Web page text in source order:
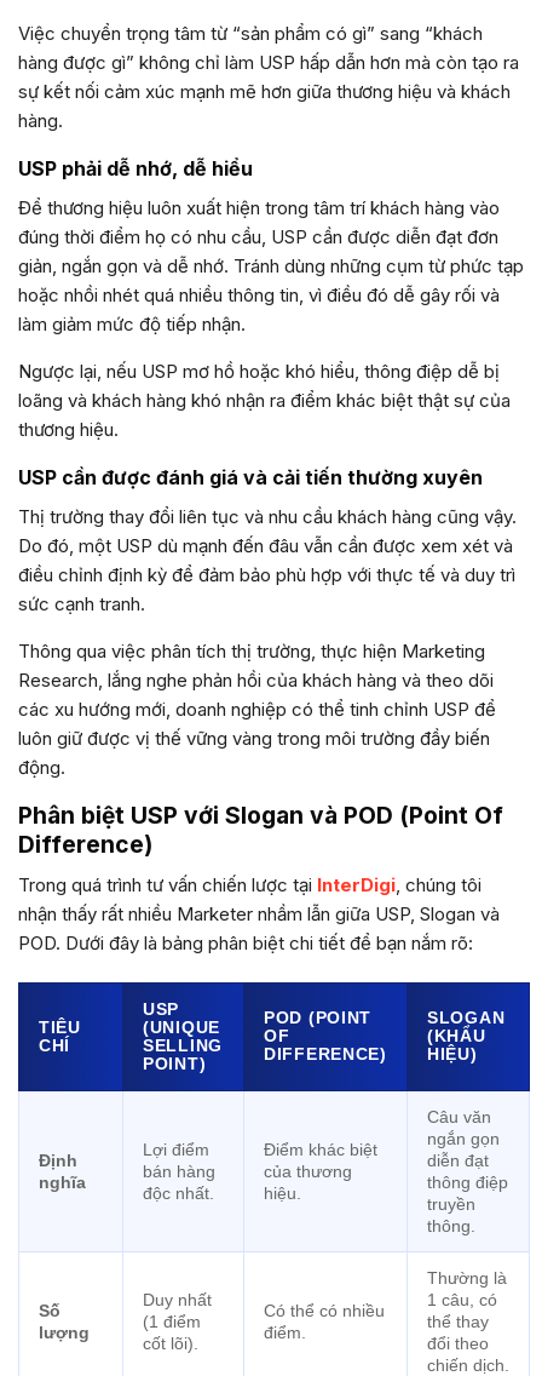
Việc chuyển trọng tâm từ “sản phẩm có gì” sang “khách
hàng được gì” không chỉ làm USP hấp dẫn hơn mà còn tạo ra
sự kết nối cảm xúc mạnh mẽ hơn giữa thương hiệu và khách
hàng.
USP phải dễ nhớ, dễ hiểu
Để thương hiệu luôn xuất hiện trong tâm trí khách hàng vào
đúng thời điểm họ có nhu cầu, USP cần được diễn đạt đơn
giản, ngắn gọn và dễ nhớ. Tránh dùng những cụm từ phức tạp
hoặc nhồi nhét quá nhiều thông tin, vì điều đó dễ gây rối và
làm giảm mức độ tiếp nhận.
Ngược lại, nếu USP mơ hồ hoặc khó hiểu, thông điệp dễ bị
loãng và khách hàng khó nhận ra điểm khác biệt thật sự của
thương hiệu.
USP cần được đánh giá và cải tiến thường xuyên
Thị trường thay đổi liên tục và nhu cầu khách hàng cũng vậy.
Do đó, một USP dù mạnh đến đâu vẫn cần được xem xét và
điều chỉnh định kỳ để đảm bảo phù hợp với thực tế và duy trì
sức cạnh tranh.
Thông qua việc phân tích thị trường, thực hiện Marketing
Research, lắng nghe phản hồi của khách hàng và theo dõi
các xu hướng mới, doanh nghiệp có thể tinh chỉnh USP để
luôn giữ được vị thế vững vàng trong môi trường đầy biến
động.
Phân biệt USP với Slogan và POD (Point Of
Difference)
Trong quá trình tư vấn chiến lược tại InterDigi , chúng tôi
nhận thấy rất nhiều Marketer nhầm lẫn giữa USP, Slogan và
POD. Dưới đây là bảng phân biệt chi tiết để bạn nắm rõ:
TIÊU
CHÍ
USP
(UNIQUE
SELLING
POINT)
POD (POINT
OF
DIFFERENCE)
SLOGAN
(KHẨU
HIỆU)
Định
nghĩa
Lợi điểm
bán hàng
độc nhất.
Điểm khác biệt
của thương
hiệu.
Câu văn
ngắn gọn
diễn đạt
thông điệp
truyền
thông.
Số
lượng
Duy nhất
(1 điểm
cốt lõi).
Có thể có nhiều
điểm.
Thường là
1 câu, có
thể thay
đổi theo
chiến dịch.